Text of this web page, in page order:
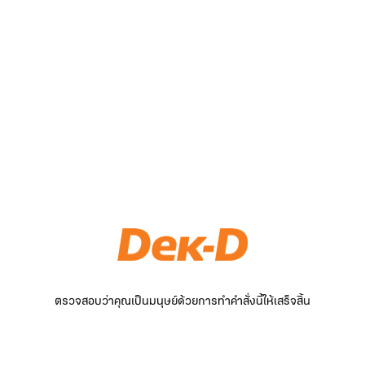
ตรวจสอบว่าคุณเป็นมนุษย์ด้วยการทำคำสั่งนี้ให้เสร็จสิ้น